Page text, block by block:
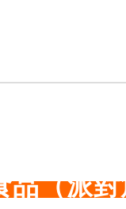
（派對